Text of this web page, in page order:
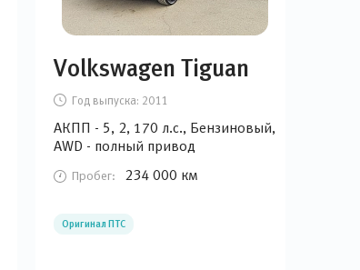
Volkswagen Tiguan
Год выпуска: 2011
АКПП - 5, 2, 170 л.с., Бензиновый,
AWD - полный привод
Пробег: 234 000 км
Оригинал ПТС